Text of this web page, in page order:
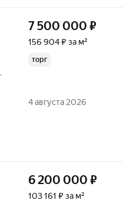
7 500 000 ₽
156 904 ₽ за м²
торг
4 августа 2026
6 200 000 ₽
103 161 ₽ за м²